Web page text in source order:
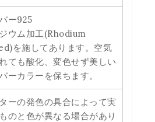
ー925
ウム加工(Rhodium
を施してあります。空気
ても酸化、変色せず美しい
ーカラーを保ちます。
ーの発色の具合によって実
のと色が異なる場合があり